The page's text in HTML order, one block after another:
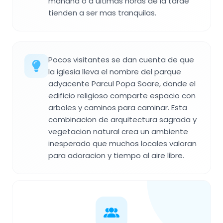
tienden a ser mas tranquilas.
Pocos visitantes se dan cuenta de que
la iglesia lleva el nombre del parque
adyacente Parcul Popa Soare, donde el
edificio religioso comparte espacio con
arboles y caminos para caminar. Esta
combinacion de arquitectura sagrada y
vegetacion natural crea un ambiente
inesperado que muchos locales valoran
para adoracion y tiempo al aire libre.